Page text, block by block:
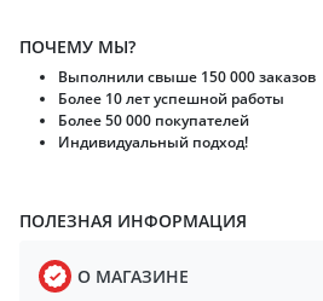
ПОЧЕМУ МЫ?
Выполнили свыше 150 000 заказов
Более 10 лет успешной работы
Более 50 000 покупателей
Индивидуальный подход!
ПОЛЕЗНАЯ ИНФОРМАЦИЯ
О МАГАЗИНЕ